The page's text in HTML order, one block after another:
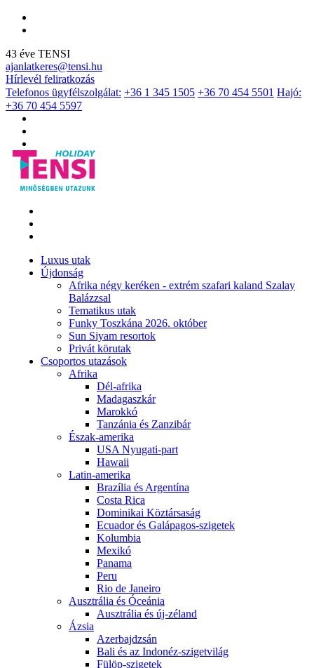
43 éve TENSI
ajanlatkeres@tensi.hu
Hírlevél feliratkozás
Telefonos ügyfélszolgálat: +36 1 345 1505 +36 70 454 5501 Hajó:
+36 70 454 5597
Luxus utak
Újdonság
Afrika négy keréken - extrém szafari kaland Szalay
Balázzsal
Tematikus utak
Funky Toszkána 2026. október
Sun Siyam resortok
Privát körutak
Csoportos utazások
Afrika
Dél-afrika
Madagaszkár
Marokkó
Tanzánia és Zanzibár
Észak-amerika
USA Nyugati-part
Hawaii
Latin-amerika
Brazília és Argentína
Costa Rica
Dominikai Köztársaság
Ecuador és Galápagos-szigetek
Kolumbia
Mexikó
Panama
Peru
Rio de Janeiro
Ausztrália és Óceánia
Ausztrália és új-zéland
Ázsia
Azerbajdzsán
Bali és az Indonéz-szigetvilág
Fülöp-szigetek